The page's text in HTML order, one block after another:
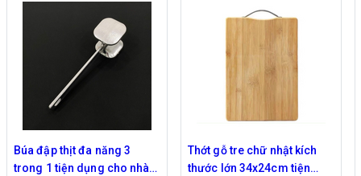
Búa đập thịt đa năng 3
trong 1 tiện dụng cho nhà
Thớt gỗ tre chữ nhật kích
thước lớn 34x24cm tiện